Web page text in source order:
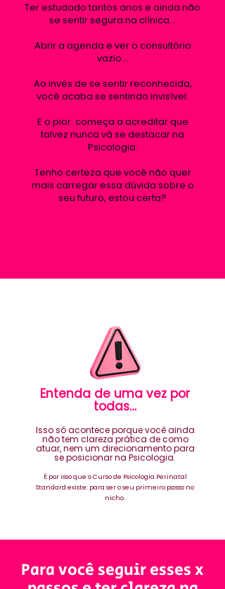
Ter estudado tantos anos e ainda não
se sentir segura na clínica...
Abrir a agenda e ver o consultório
vazio...
Ao invés de se sentir reconhecida,
você acaba se sentindo invisível.
E o pior: começa a acreditar que
talvez nunca vá se destacar na
Psicologia.
Tenho certeza que você não quer
mais carregar essa dúvida sobre o
seu futuro, estou certa?
Entenda de uma vez por
todas…
Isso só acontece porque você ainda
não tem clareza prática de como
atuar, nem um direcionamento para
se posicionar na Psicologia.
É por isso que o Curso de Psicologia Perinatal
Standard existe: para ser o seu primeiro passo no
nicho.
Para você seguir esses x